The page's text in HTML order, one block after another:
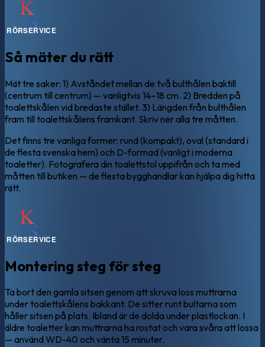
Så mäter du rätt
Mät tre saker: 1) Avståndet mellan de två bulthålen baktill
(centrum till centrum) — vanligtvis 14–18 cm. 2) Bredden på
toalettskålen vid bredaste stället. 3) Längden från bulthålen
fram till toalettskålens framkant. Skriv ner alla tre måtten.
Det finns tre vanliga former: rund (kompakt), oval (standard i
de flesta svenska hem) och D-formad (vanligt i moderna
toaletter). Fotografera din toalettstol uppifrån och ta med
måtten till butiken — de flesta bygghandlar kan hjälpa dig hitta
rätt.
Montering steg för steg
Ta bort den gamla sitsen genom att skruva loss muttrarna
under toalettskålens bakkant. De sitter runt bultarna som
håller sitsen på plats. Ibland är de dolda under plastlockan. I
äldre toaletter kan muttrarna ha rostat och vara svåra att lossa
— använd WD-40 och vänta 15 minuter.